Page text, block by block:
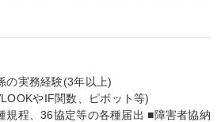
の実務経験(3年以上)
やIF関数、ピボット等)
規程、36協定等の各種届出 ■障害者協納